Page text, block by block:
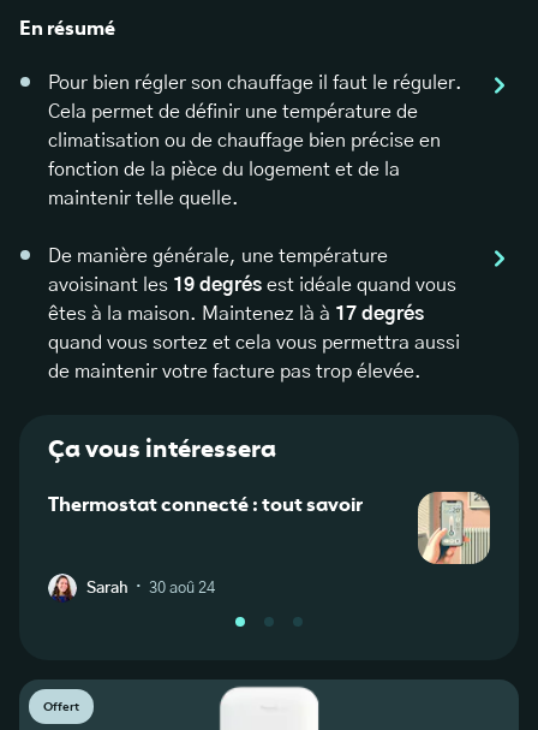
En résumé
Pour bien régler son chauffage il faut le réguler.
Cela permet de définir une température de
climatisation ou de chauffage bien précise en
fonction de la pièce du logement et de la
maintenir telle quelle.
De manière générale, une température
avoisinant les 19 degrés est idéale quand vous
êtes à la maison. Maintenez là à 17 degrés
quand vous sortez et cela vous permettra aussi
de maintenir votre facture pas trop élevée.
Ça vous intéressera
Thermostat connecté : tout savoir
Sarah · 30 aoû 24
Offert